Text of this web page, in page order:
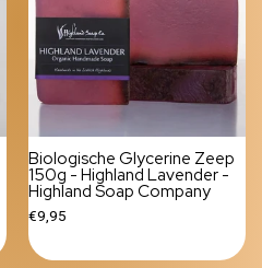
Biologische Glycerine Zeep
150g - Highland Lavender -
Highland Soap Company
€9,95